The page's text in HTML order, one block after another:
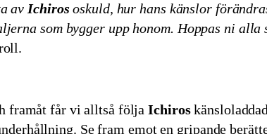
av Ichiros oskuld, hur hans känslor
som bygger upp honom. Hoppas ni alla
framåt får vi alltså följaIchiros
Se fram emot en gripande